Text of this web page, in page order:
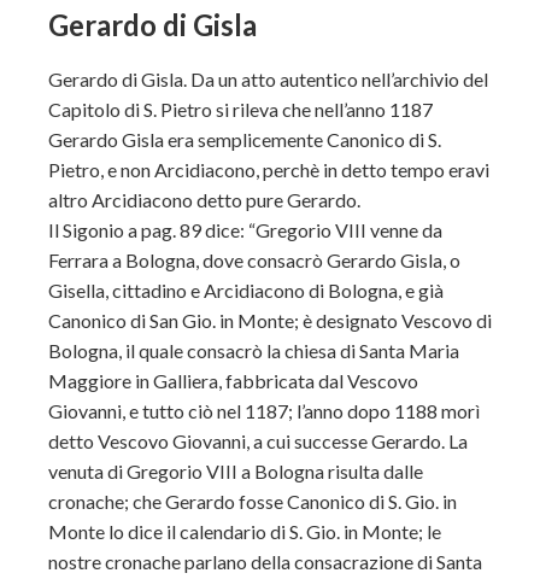
Gerardo di Gisla
Gerardo di Gisla. Da un atto autentico nell’archivio del
Capitolo di S. Pietro si rileva che nell’anno 1187
Gerardo Gisla era semplicemente Canonico di S.
Pietro, e non Arcidiacono, perchè in detto tempo eravi
altro Arcidiacono detto pure Gerardo.
Il Sigonio a pag. 89 dice: “Gregorio VIII venne da
Ferrara a Bologna, dove consacrò Gerardo Gisla, o
Gisella, cittadino e Arcidiacono di Bologna, e già
Canonico di San Gio. in Monte; è designato Vescovo di
Bologna, il quale consacrò la chiesa di Santa Maria
Maggiore in Galliera, fabbricata dal Vescovo
Giovanni, e tutto ciò nel 1187; l’anno dopo 1188 morì
detto Vescovo Giovanni, a cui successe Gerardo. La
venuta di Gregorio VIII a Bologna risulta dalle
cronache; che Gerardo fosse Canonico di S. Gio. in
Monte lo dice il calendario di S. Gio. in Monte; le
nostre cronache parlano della consacrazione di Santa